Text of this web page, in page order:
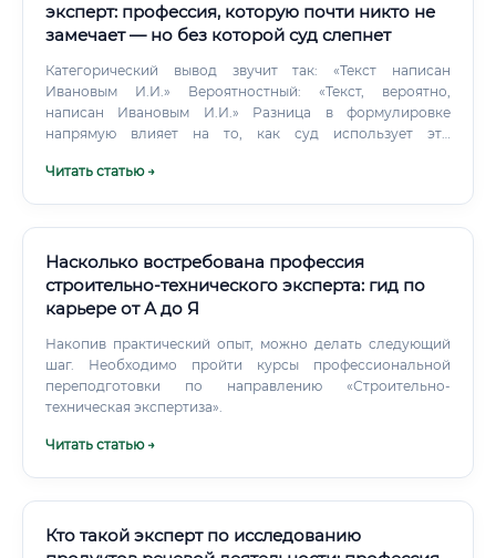
эксперт: профессия, которую почти никто не
замечает — но без которой суд слепнет
Категорический вывод звучит так: «Текст написан
Ивановым И.И.» Вероятностный: «Текст, вероятно,
написан Ивановым И.И.» Разница в формулировке
напрямую влияет на то, как суд использует это
трёх строк — эксперт обязан написать НПВ. Ложный
Читать статью →
Насколько востребована профессия
строительно-технического эксперта: гид по
карьере от А до Я
Накопив практический опыт, можно делать следующий
шаг. Необходимо пройти курсы профессиональной
переподготовки по направлению «Строительно-
техническая экспертиза».
Читать статью →
Кто такой эксперт по исследованию